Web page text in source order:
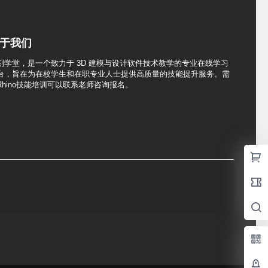
我们
学堂，是一个致力于 3D 建模与设计软件技术教学的专业在线学习
，旨在为在校学生和在职专业人士提供高质量的技能提升服务。需
技能培训可以联系老师咨询报名。